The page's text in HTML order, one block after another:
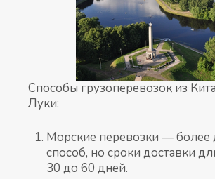
Способы грузоперевозок из
Луки:
Морские перевозки —
способ, но сроки доставки
30 до 60 дней.